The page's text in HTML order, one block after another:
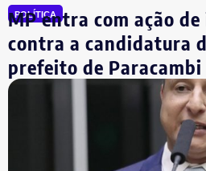
praticamente zero no início de
Ainda de acordo com a
acumulando prejuízos, manteve
operacionais e não apresentou
caixa suficiente para sustentar
POLÍTICA
MP entra com ação
contra a candidatura
prefeito de Paracambi